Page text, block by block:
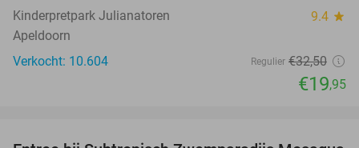
Kinderpretpark Julianatoren 9.4 star
Apeldoorn
Verkocht: 10.604
Regulier €32,50
€19,95